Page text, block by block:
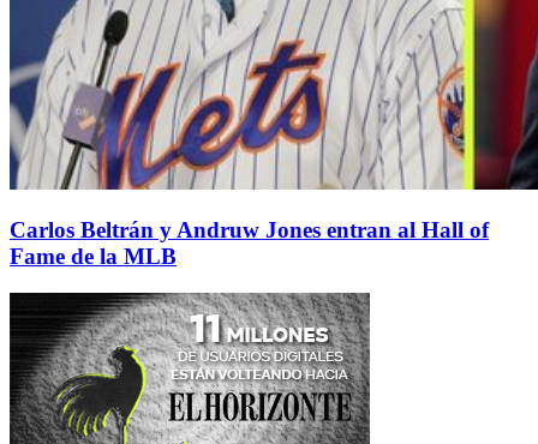
Carlos Beltrán y Andruw Jones entran al Hall of
Fame de la MLB